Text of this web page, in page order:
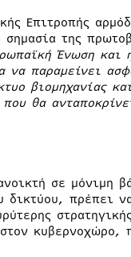
Επιτροπής
της
Ένωση
να παραμείνει
βιομηχανίας
θα
σε μόνιμη
πρέπει
κυβερνοχώρο,